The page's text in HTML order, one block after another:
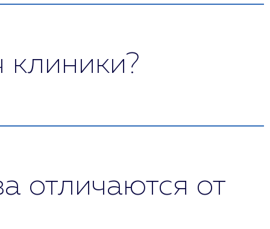
клиники?
и наркотической зависимостью.
отличаются от